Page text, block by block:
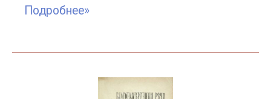
Подробнее»